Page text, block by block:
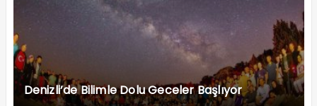
Denizli’de Bilimle Dolu Geceler Başlıyor